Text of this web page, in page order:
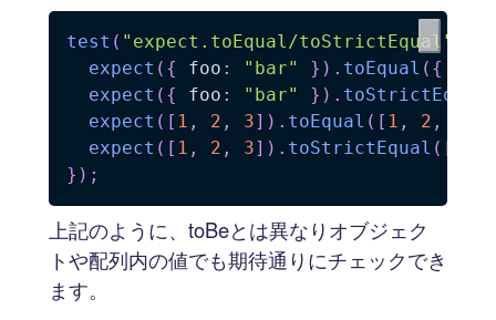
test ( "expect.toEqual/toStrictEqual"
expect ( { foo : "bar" } ) . toEqual ( {
expect ( { foo : "bar" } ) . toStrictEqual
expect ( [ 1 , 2 , 3] ) . toEqual ( [ 1 , 2 ,
expect ( [ 1 , 2 , 3] ) . toStrictEqual ( [
} ) ;
上記のように、toBeとは異なりオブジェク
トや配列内の値でも期待通りにチェックでき
ます。